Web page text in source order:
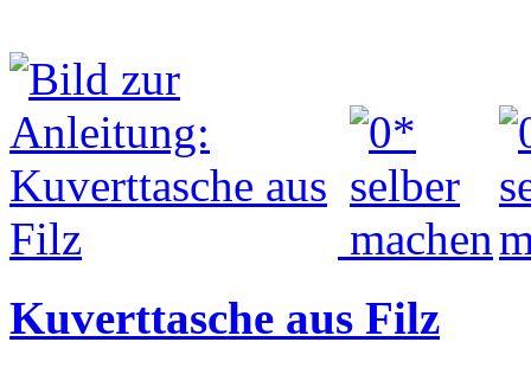
Kuverttasche aus Filz